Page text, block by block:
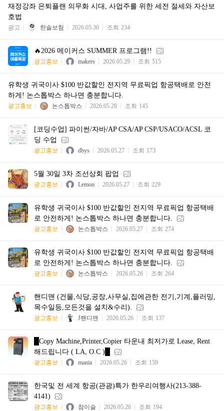
재정강좌 은퇴플랜 의무화 시대, 사업주를 위한 세전 절세와 자산보
호법
광고 한솔보험 2026.05.30 조회 234
🔥2026 메이커스 SUMMER 프로그램!!
광고홍보 makers 2026.05.29 조회 515
유학생 귀국이사 $100 반값할인 전지역 무료픽업 항공택배로 안전
하게! 논스톱박스 하나면 충분합니다.
광고홍보 논스톱박스 2026.05.28 조회 145
[코딩수업] 파이썬/자바/AP CSA/AP CSP/USACO/ACSL 코
딩 수업
광고홍보 dbys 2026.05.27 조회 173
5월 30일 3차 조선상회 팝업
광고홍보 Lemon 2026.05.27 조회 229
유학생 귀국이사 $100 반값할인 전지역 무료픽업 항공택배
로 안전하게! 논스톱박스 하나면 충분합니다.
광고홍보 논스톱박스 2026.05.27 조회 274
유학생 귀국이사 $100 반값할인 전지역 무료픽업 항공택배
로 안전하게! 논스톱박스 하나면 충분합니다.
광고홍보 논스톱박스 2026.05.26 조회 264
핸디맨 (건물,식당,공장,사무실,집에관한 전기,기계,플러밍,
목수일등,모든것을 설치&수리).
광고홍보 J핸디맨 2026.05.26 조회 137
█Copy Machine,Printer,Copier 타운내 최저가로 Lease, Rent
해드립니다 ( LA, O.C )█
광고홍보 mania 2026.05.26 조회 159
한국및 전 세계 항공(관광)특가 한우리여행사(213-388-
4141)
광고홍보 참이슬 2026.05.26 조회 194